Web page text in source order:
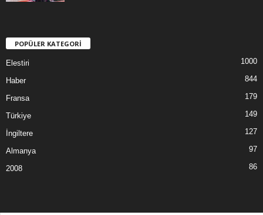
POPÜLER KATEGORİ
Elestiri 1000
Haber 844
Fransa 179
Türkiye 149
İngiltere 127
Almanya 97
2008 86